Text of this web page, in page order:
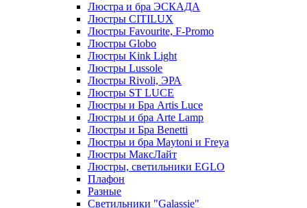
Люстра и бра ЭСКАДА
Люстры CITILUX
Люстры Favourite, F-Promo
Люстры Globo
Люстры Kink Light
Люстры Lussole
Люстры Rivoli, ЭРА
Люстры ST LUCE
Люстры и Бра Artis Luce
Люстры и бра Arte Lamp
Люстры и Бра Benetti
Люстры и бра Maytoni и Freya
Люстры МаксЛайт
Люстры, светильники EGLO
Плафон
Разные
Светильники "Galassie"